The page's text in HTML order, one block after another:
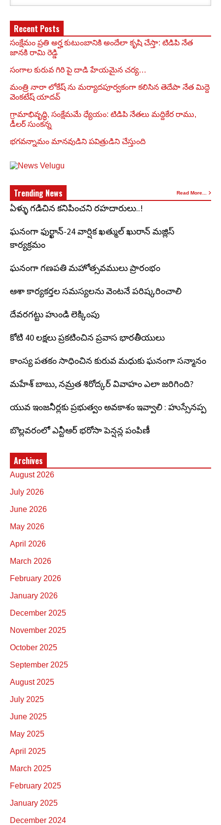
Recent Posts
సంక్షేమం ప్రతి అర్హ కుటుంబానికి అందేలా కృషి చేస్తా: టిడిపి నేత
జానకి రామి రెడ్డి
సంగాల కురువ గిరి పై దాడి హేయమైన చర్య…
మంత్రి నారా లోకేష్ ను మర్యాదపూర్వకంగా కలిసిన తెదేపా నేత మిద్దె
వెంకటేష్ యాదవ్
గ్రామాభివృద్ధి, సంక్షేమమే ధ్యేయం: టిడిపి నేతలు మద్దికేర రాము,
డీలర్ సుంకన్న
భగవన్నామం మానవుడిని పవిత్రుడిని చేస్తుంది
Trending News Read More...
ఏళ్ళు గడిచిన కనిపించని రహదారులు..!
ఘనంగా ఫుర్ఖాన్-24 వార్షిక ఖత్ముల్ ఖురాన్ మజ్లిస్
కార్యక్రమం
ఘనంగా గణపతి మహోత్సవములు ప్రారంభం
ఆశా కార్యకర్తల సమస్యలను వెంటనే పరిష్కరించాలి
దేవరగట్టు హుండి లెక్కింపు
కోటి 40 లక్షలు ప్రకటించిన ప్రవాస భారతీయులు
కాంస్య పతకం సాధించిన కురువ మధుకు ఘనంగా సన్మానం
మహేశ్ బాబు, నమ్రత శిరోద్కర్ వివాహం ఎలా జరిగింది?
యువ ఇంజనీర్లకు ప్రభుత్వం అవకాశం ఇవ్వాలి : హుస్సేనప్ప
బొల్లవరంలో ఎన్టీఆర్ భరోసా పెన్షన్ల పంపిణీ
Archives
August 2026
July 2026
June 2026
May 2026
April 2026
March 2026
February 2026
January 2026
December 2025
November 2025
October 2025
September 2025
August 2025
July 2025
June 2025
May 2025
April 2025
March 2025
February 2025
January 2025
December 2024